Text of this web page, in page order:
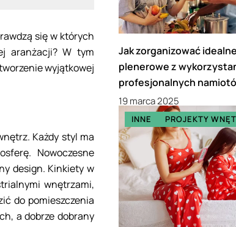
się w których
aranżacji? W tym
wyjątkowej
Każdy styl ma
Nowoczesne
design. Kinkiety w
wnętrzami,
do pomieszczenia
a dobrze dobrany
Jak zorganizować
plenerowe z
profesjonalnych
19 marca 2025
INNE PROJEKTY